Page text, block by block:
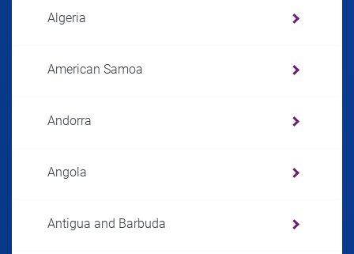
Algeria
American Samoa
Andorra
Angola
Antigua and Barbuda